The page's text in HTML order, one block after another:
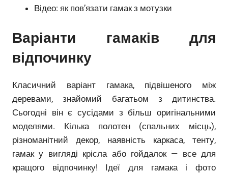
Відео: як пов’язати гамак з мотузки
Варіанти гамаків для
відпочинку
Класичний варіант гамака, підвішеного між
деревами, знайомий багатьом з дитинства.
Сьогодні він є сусідами з більш оригінальними
моделями. Кілька полотен (спальних місць),
різноманітний декор, наявність каркаса, тенту,
гамак у вигляді крісла або гойдалок — все для
кращого відпочинку! Ідеї ​​для гамака і фото